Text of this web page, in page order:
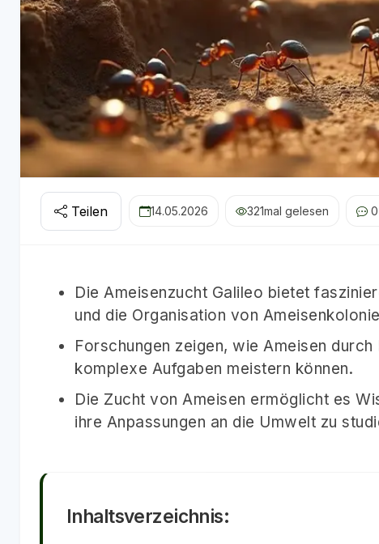
Teilen 14.05.2026 321mal gelesen 0
Die Ameisenzucht Galileo bietet
und die Organisation von
Forschungen zeigen, wie Ameisen
komplexe Aufgaben meistern können.
Die Zucht von Ameisen ermöglicht es
ihre Anpassungen an die Umwelt zu
Inhaltsverzeichnis: